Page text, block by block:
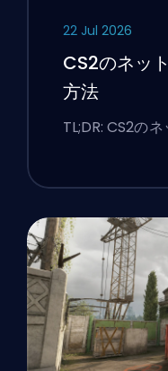
22 Jul 2026
CS2のネッ
方法
TL;DR: CS2の